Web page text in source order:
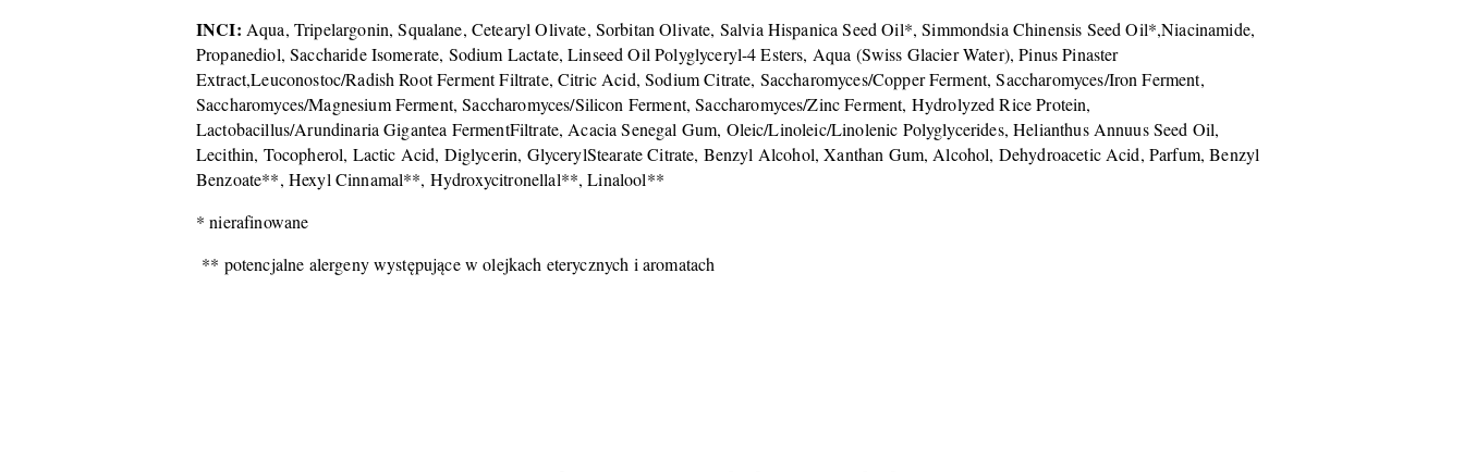
INCI: Aqua, Tripelargonin, Squalane, Cetearyl Olivate, Sorbitan Olivate, Salvia Hispanica Seed Oil*, Simmondsia Chinensis Seed Oil*,Niacinamide,
Propanediol, Saccharide Isomerate, Sodium Lactate, Linseed Oil Polyglyceryl-4 Esters, Aqua (Swiss Glacier Water), Pinus Pinaster
Extract,Leuconostoc/Radish Root Ferment Filtrate, Citric Acid, Sodium Citrate, Saccharomyces/Copper Ferment, Saccharomyces/Iron Ferment,
Saccharomyces/Magnesium Ferment, Saccharomyces/Silicon Ferment, Saccharomyces/Zinc Ferment, Hydrolyzed Rice Protein,
Lactobacillus/Arundinaria Gigantea FermentFiltrate, Acacia Senegal Gum, Oleic/Linoleic/Linolenic Polyglycerides, Helianthus Annuus Seed Oil,
Lecithin, Tocopherol, Lactic Acid, Diglycerin, GlycerylStearate Citrate, Benzyl Alcohol, Xanthan Gum, Alcohol, Dehydroacetic Acid, Parfum, Benzyl
Benzoate**, Hexyl Cinnamal**, Hydroxycitronellal**, Linalool**
* nierafinowane
** potencjalne alergeny występujące w olejkach eterycznych i aromatach